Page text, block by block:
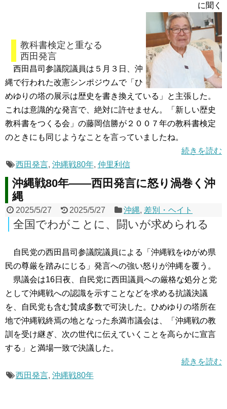
に聞く
教科書検定と重なる
西田発言
西田昌司参議院議員は５月３日、沖
縄で行われた改憲シンポジウムで「ひ
めゆりの塔の展示は歴史を書き換えている」と主張した。
これは意識的な発言で、絶対に許せません。「新しい歴史
教科書をつくる会」の藤岡信勝が２００７年の教科書検定
のときにも同じようなことを言っていましたね。
続きを読む
西田発言, 沖縄戦80年, 仲里利信
沖縄戦80年――西田発言に怒り渦巻く沖
縄
2025/5/27 2025/5/27 沖縄, 差別・ヘイト
全国でわがことに、闘いが求められる
自民党の西田昌司参議院議員による「沖縄戦をゆがめ県
民の尊厳を踏みにじる」発言への強い怒りが沖縄を覆う。
県議会は16日夜、自民党に西田議員への厳格な処分と党
として沖縄戦への認識を示すことなどを求める抗議決議
を、自民党も含む賛成多数で可決した。ひめゆりの塔所在
地で沖縄戦終焉の地となった糸満市議会は、「沖縄戦の教
訓を受け継ぎ、次の世代に伝えていくことを高らかに宣言
する」と満場一致で決議した。
続きを読む
西田発言, 沖縄戦80年